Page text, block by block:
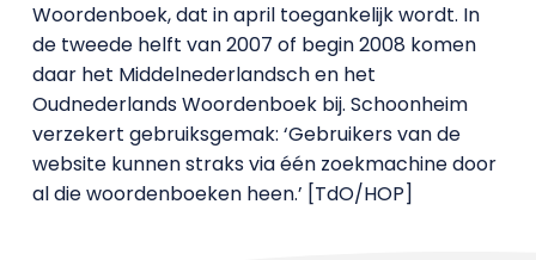
Woordenboek, dat in april toegankelijk wordt. In
de tweede helft van 2007 of begin 2008 komen
daar het Middelnederlandsch en het
Oudnederlands Woordenboek bij. Schoonheim
verzekert gebruiksgemak: ‘Gebruikers van de
website kunnen straks via één zoekmachine door
al die woordenboeken heen.’ [TdO/HOP]